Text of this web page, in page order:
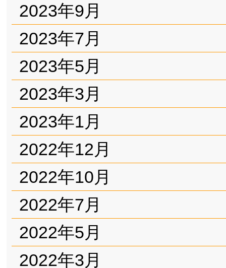
2023年9月
2023年7月
2023年5月
2023年3月
2023年1月
2022年12月
2022年10月
2022年7月
2022年5月
2022年3月